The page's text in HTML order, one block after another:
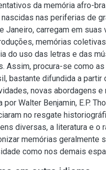
da memória afro-
nas periferias de
Janeiro, carregam em
memórias
do uso das letras e das
Assim, procura-se como
bastante difundida a partir
novas abordagens
por Walter Benjamin, E.P.
no resgate
diversas, a literatura e o
memórias geralmente
como nos demais